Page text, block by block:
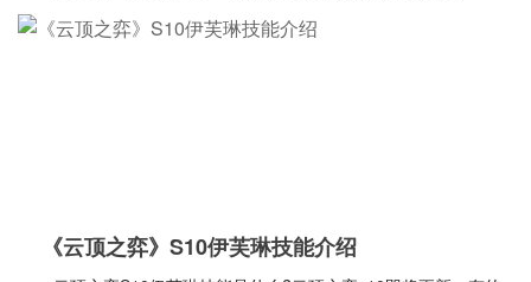
《云顶之弈》S10伊芙琳技能介绍